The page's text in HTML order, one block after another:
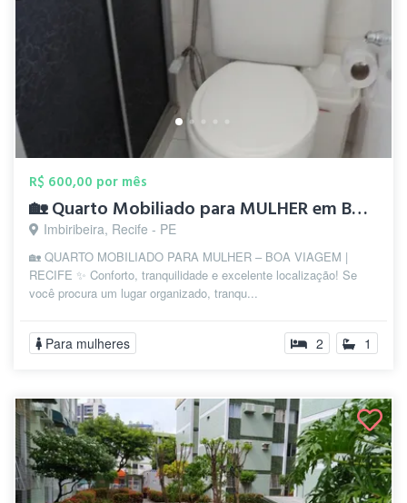
R$ 600,00 por mês
🏡 Quarto Mobiliado para MULHER em Boa V...
Imbiribeira, Recife - PE
🏡 QUARTO MOBILIADO PARA MULHER – BOA VIAGEM |
RECIFE ✨ Conforto, tranquilidade e excelente localização! Se
você procura um lugar organizado, tranqu...
Para mulheres 2 1